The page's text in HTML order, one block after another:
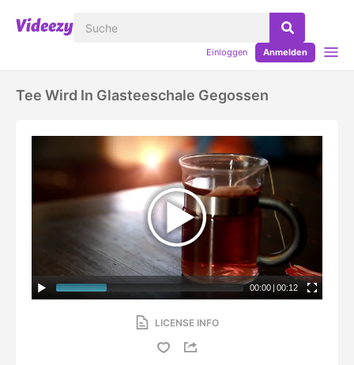
Einloggen Anmelden
Tee Wird In Glasteeschale Gegossen
00:00 | 00:12
LICENSE INFO